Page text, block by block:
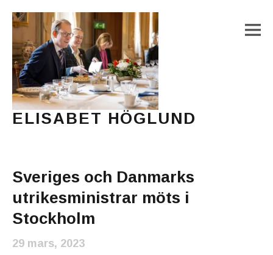
ELISABET HÖGLUND
Sveriges och Danmarks
utrikesministrar möts i
Stockholm
29 mars, 2023